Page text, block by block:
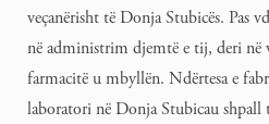
veçanërisht të Donja Stubicës. Pas
në administrim djemtë e tij, deri
farmacitë u mbyllën. Ndërtesa e
laboratori në Donja Stubicau